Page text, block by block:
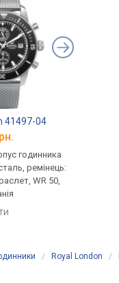
41497-04
годинника
ремінець:
WR 50,
/ Royal London /